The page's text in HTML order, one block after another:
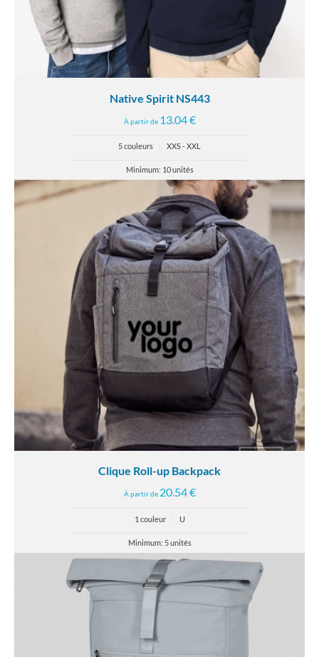
Native Spirit NS443
À partir de 13.04 €
5 couleurs XXS - XXL
Minimum: 10 unités
Clique Roll-up Backpack
À partir de 20.54 €
1 couleur U
Minimum: 5 unités